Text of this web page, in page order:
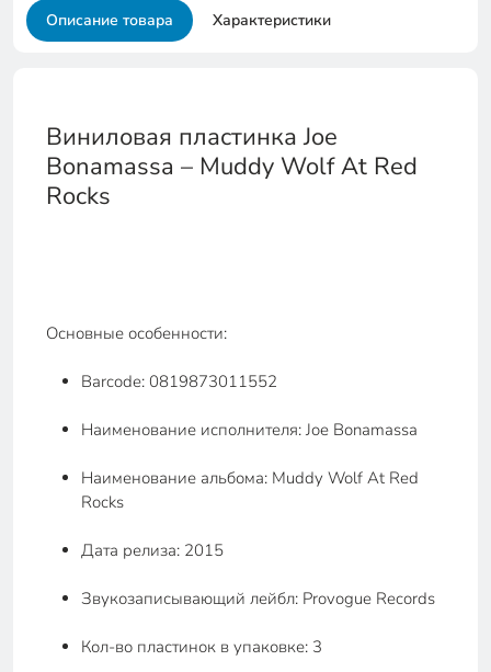
Описание товара Характеристики
Виниловая пластинка Joe
Bonamassa – Muddy Wolf At Red
Rocks
Основные особенности:
Barcode: 0819873011552
Наименование исполнителя: Joe Bonamassa
Наименование альбома: Muddy Wolf At Red
Rocks
Дата релиза: 2015
Звукозаписывающий лейбл: Provogue Records
Кол-во пластинок в упаковке: 3